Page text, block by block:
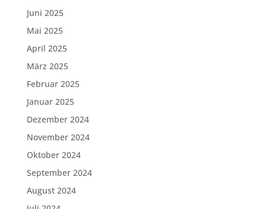
Juni 2025
Mai 2025
April 2025
März 2025
Februar 2025
Januar 2025
Dezember 2024
November 2024
Oktober 2024
September 2024
August 2024